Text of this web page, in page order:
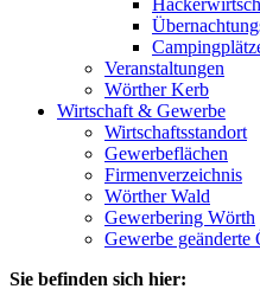
Veranstaltungen
Wörther Kerb
Wirtschaft & Gewerbe
Wirtschaftsstandort
Gewerbeflächen
Firmenverzeichnis
Wörther Wald
Gewerbering Wörth
Gewerbe geänderte
Sie befinden sich hier: